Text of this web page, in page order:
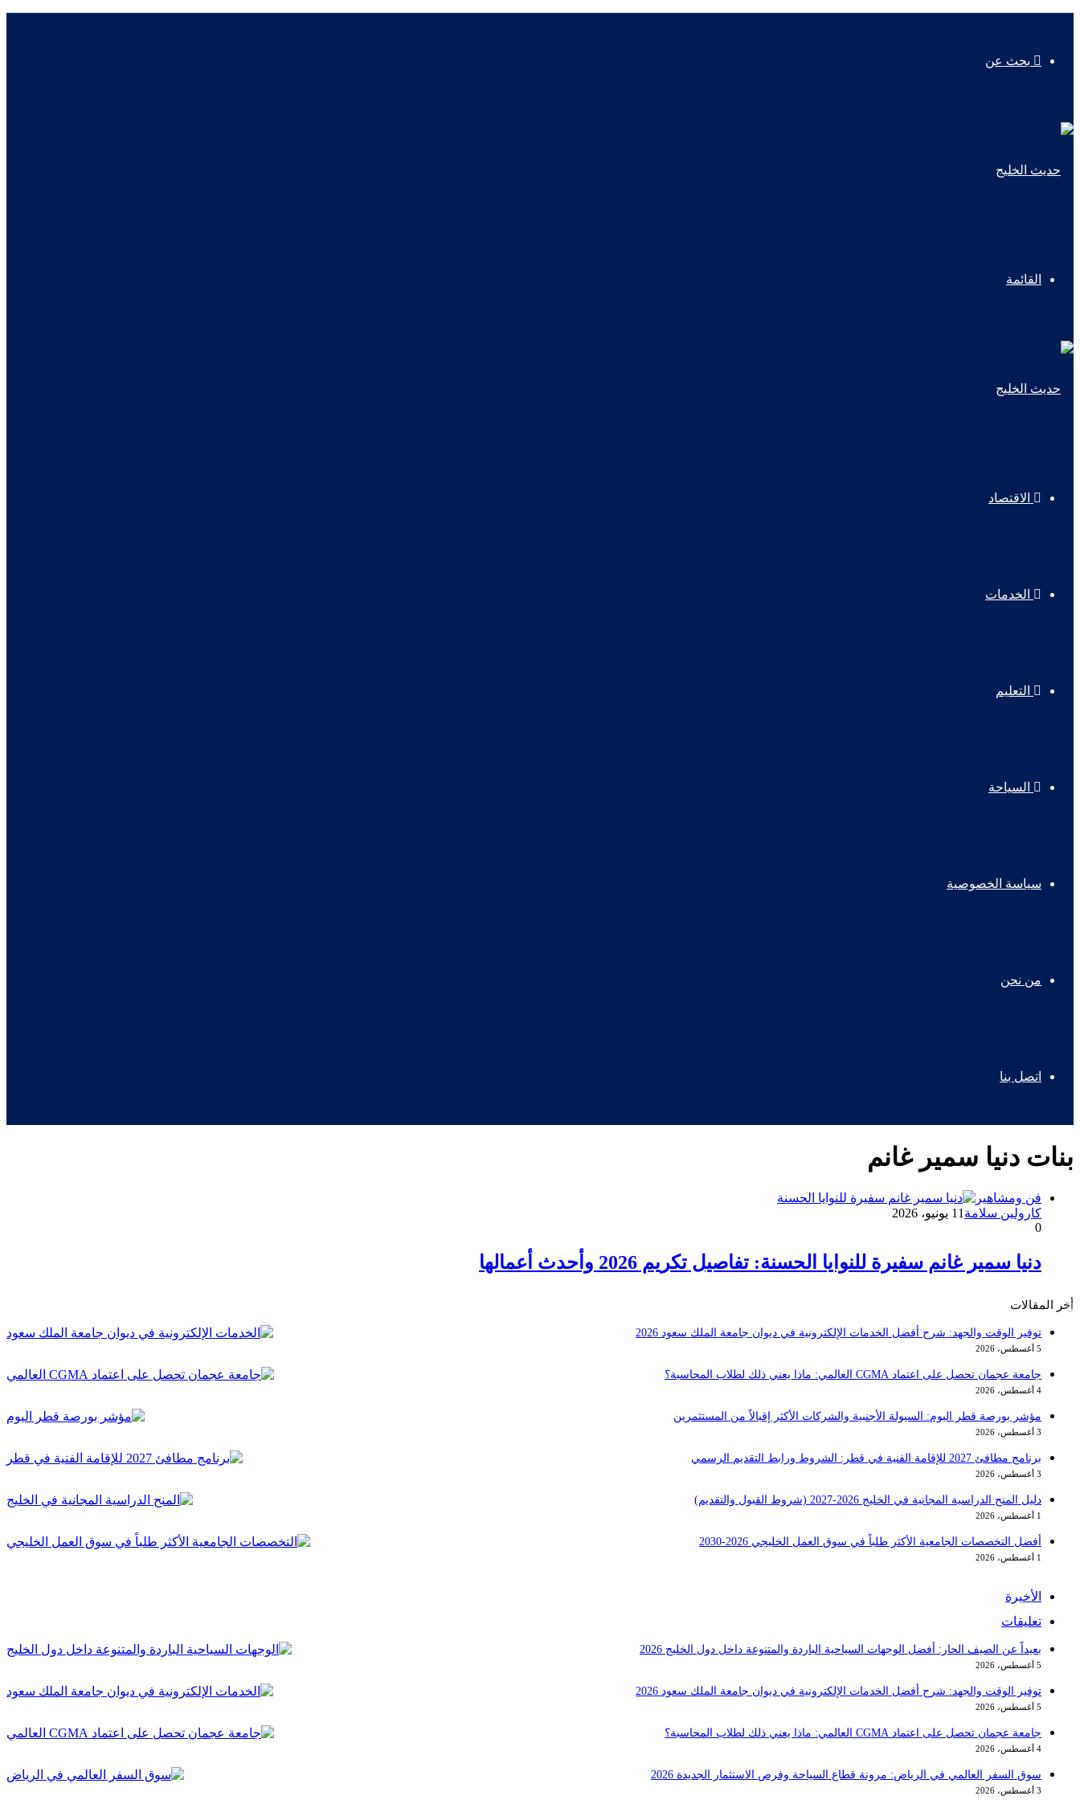
بحث عن
القائمة
الاقتصاد
الخدمات
التعليم
السياحة
سياسة الخصوصية
من نحن
اتصل بنا
بنات دنيا سمير غانم
فن ومشاهير
كارولين سلامة 11 يونيو، 2026
0
دنيا سمير غانم سفيرة للنوايا الحسنة: تفاصيل تكريم 2026 وأحدث أعمالها
أخر المقالات
توفير الوقت والجهد: شرح أفضل الخدمات الإلكترونية في ديوان جامعة الملك سعود 2026
5 أغسطس، 2026
جامعة عجمان تحصل على اعتماد CGMA العالمي: ماذا يعني ذلك لطلاب المحاسبة؟
4 أغسطس، 2026
مؤشر بورصة قطر اليوم: السيولة الأجنبية والشركات الأكثر إقبالاً من المستثمرين
3 أغسطس، 2026
برنامج مطافئ 2027 للإقامة الفنية في قطر: الشروط ورابط التقديم الرسمي
3 أغسطس، 2026
دليل المنح الدراسية المجانية في الخليج 2026-2027 (شروط القبول والتقديم)
1 أغسطس، 2026
أفضل التخصصات الجامعية الأكثر طلباً في سوق العمل الخليجي 2026-2030
1 أغسطس، 2026
الأخيرة
تعليقات
بعيداً عن الصيف الحار: أفضل الوجهات السياحية الباردة والمتنوعة داخل دول الخليج 2026
5 أغسطس، 2026
توفير الوقت والجهد: شرح أفضل الخدمات الإلكترونية في ديوان جامعة الملك سعود 2026
5 أغسطس، 2026
جامعة عجمان تحصل على اعتماد CGMA العالمي: ماذا يعني ذلك لطلاب المحاسبة؟
4 أغسطس، 2026
سوق السفر العالمي في الرياض: مرونة قطاع السياحة وفرص الاستثمار الجديدة 2026
3 أغسطس، 2026